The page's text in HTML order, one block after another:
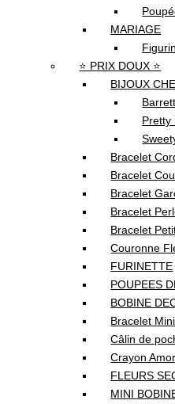
MARIAGE
⭐ PRIX DOUX ⭐
BIJOUX
Pretty
Bracelet
Bracelet
Bracelet
Bracelet
Bracelet
Couronne
FURINETTE
POUPEES
BOBINE
Bracelet Mini
Câlin de
Crayon
FLEURS
MINI